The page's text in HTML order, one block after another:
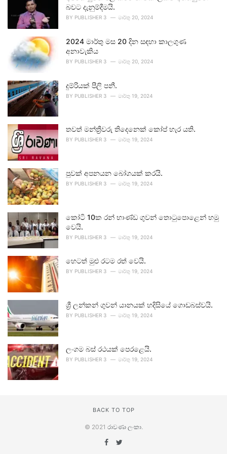
බවට දැනුම්දීමයි.
BY PUBLISHER 3 මාර්තු 20, 2024
2024 මාර්තු මස 20 දින සඳහා කාලගුණ
අනාවැකිය
BY PUBLISHER 3 මාර්තු 20, 2024
දුම්රියක් පීලි පනී.
BY PUBLISHER 3 මාර්තු 19, 2024
තවත් මන්ත්‍රීවරු තිදෙනෙක් කෝප් හැර යති.
BY PUBLISHER 3 මාර්තු 19, 2024
පුවක් අපනයන බෝගයක් කරයි.
BY PUBLISHER 3 මාර්තු 19, 2024
කෝටි 10ක රන් භාණ්ඩ ගුවන් තොටුපොළෙන් හමු
වෙයි.
BY PUBLISHER 3 මාර්තු 19, 2024
හෙටත් මුළු රටම රත් වෙයි.
BY PUBLISHER 3 මාර්තු 19, 2024
ශ්‍රී ලන්කන් ගුවන් යානයක් හදිසියේ ගොඩබස්වයි.
BY PUBLISHER 3 මාර්තු 19, 2024
ලංගම බස් රථයක් පෙරළෙයි.
BY PUBLISHER 3 මාර්තු 19, 2024
BACK TO TOP
© 2021 රාවණා ලංකා.